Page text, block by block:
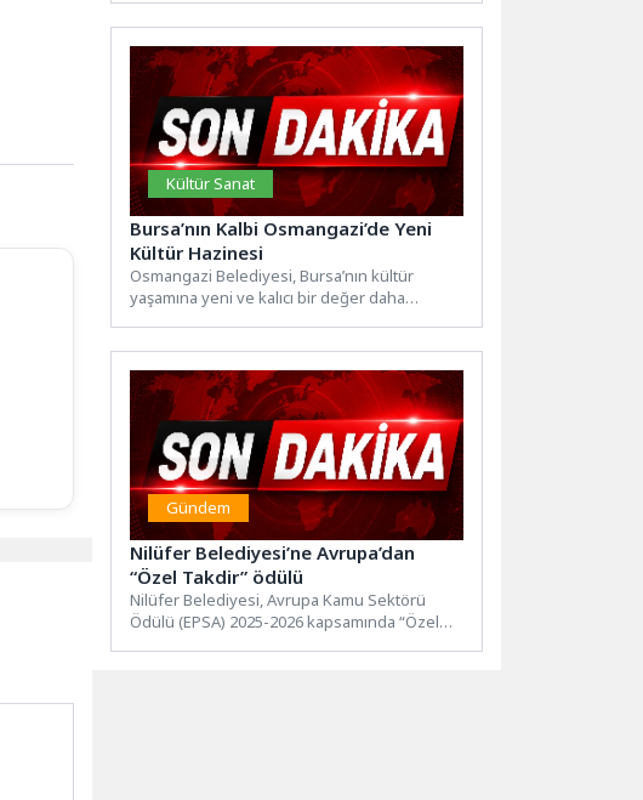
Kültür Sanat
Bursa’nın Kalbi Osmangazi’de Yeni
Kültür Hazinesi
Osmangazi Belediyesi, Bursa’nın kültür
yaşamına yeni ve kalıcı bir değer daha
Gündem
Nilüfer Belediyesi’ne Avrupa’dan
“Özel Takdir” ödülü
Nilüfer Belediyesi, Avrupa Kamu Sektörü
Ödülü (EPSA) 2025-2026 kapsamında “Özel